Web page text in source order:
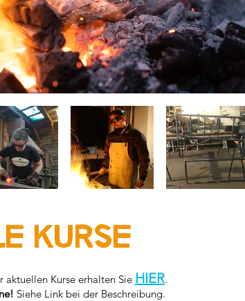
kurse
aktuellen Kurse erhalten Sie HIER.
Siehe Link bei der Beschreibung.